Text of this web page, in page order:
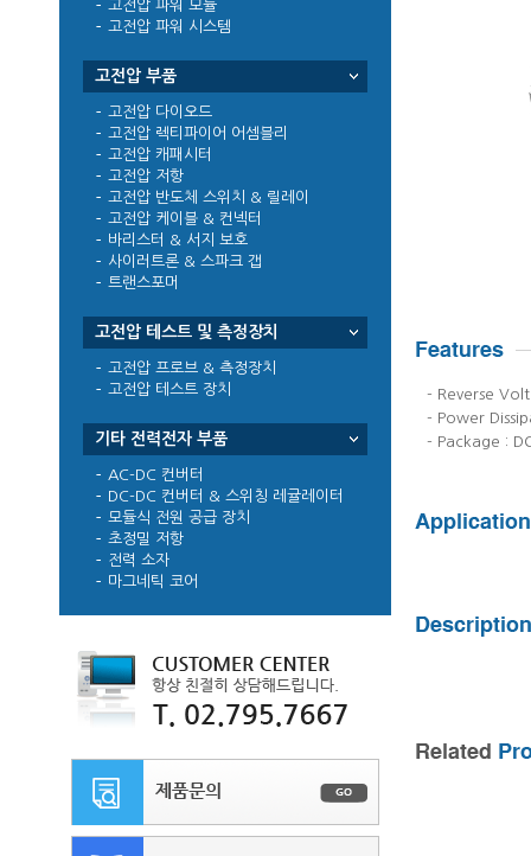
고전압 파워 모듈
고전압 파워 시스템
고전압 부품
고전압 다이오드
고전압 렉티파이어 어셈블리
고전압 캐패시터
고전압 저항
고전압 반도체 스위치 & 릴레이
고전압 케이블 & 컨넥터
바리스터 & 서지 보호
사이러트론 & 스파크 갭
트랜스포머
고전압 테스트 및 측정장치
고전압 프로브 & 측정장치
고전압 테스트 장치
기타 전력전자 부품
AC-DC 컨버터
DC-DC 컨버터 & 스위칭 레귤레이터
모듈식 전원 공급 장치
초정밀 저항
전력 소자
마그네틱 코어
- Reverse
- Power
- Package :